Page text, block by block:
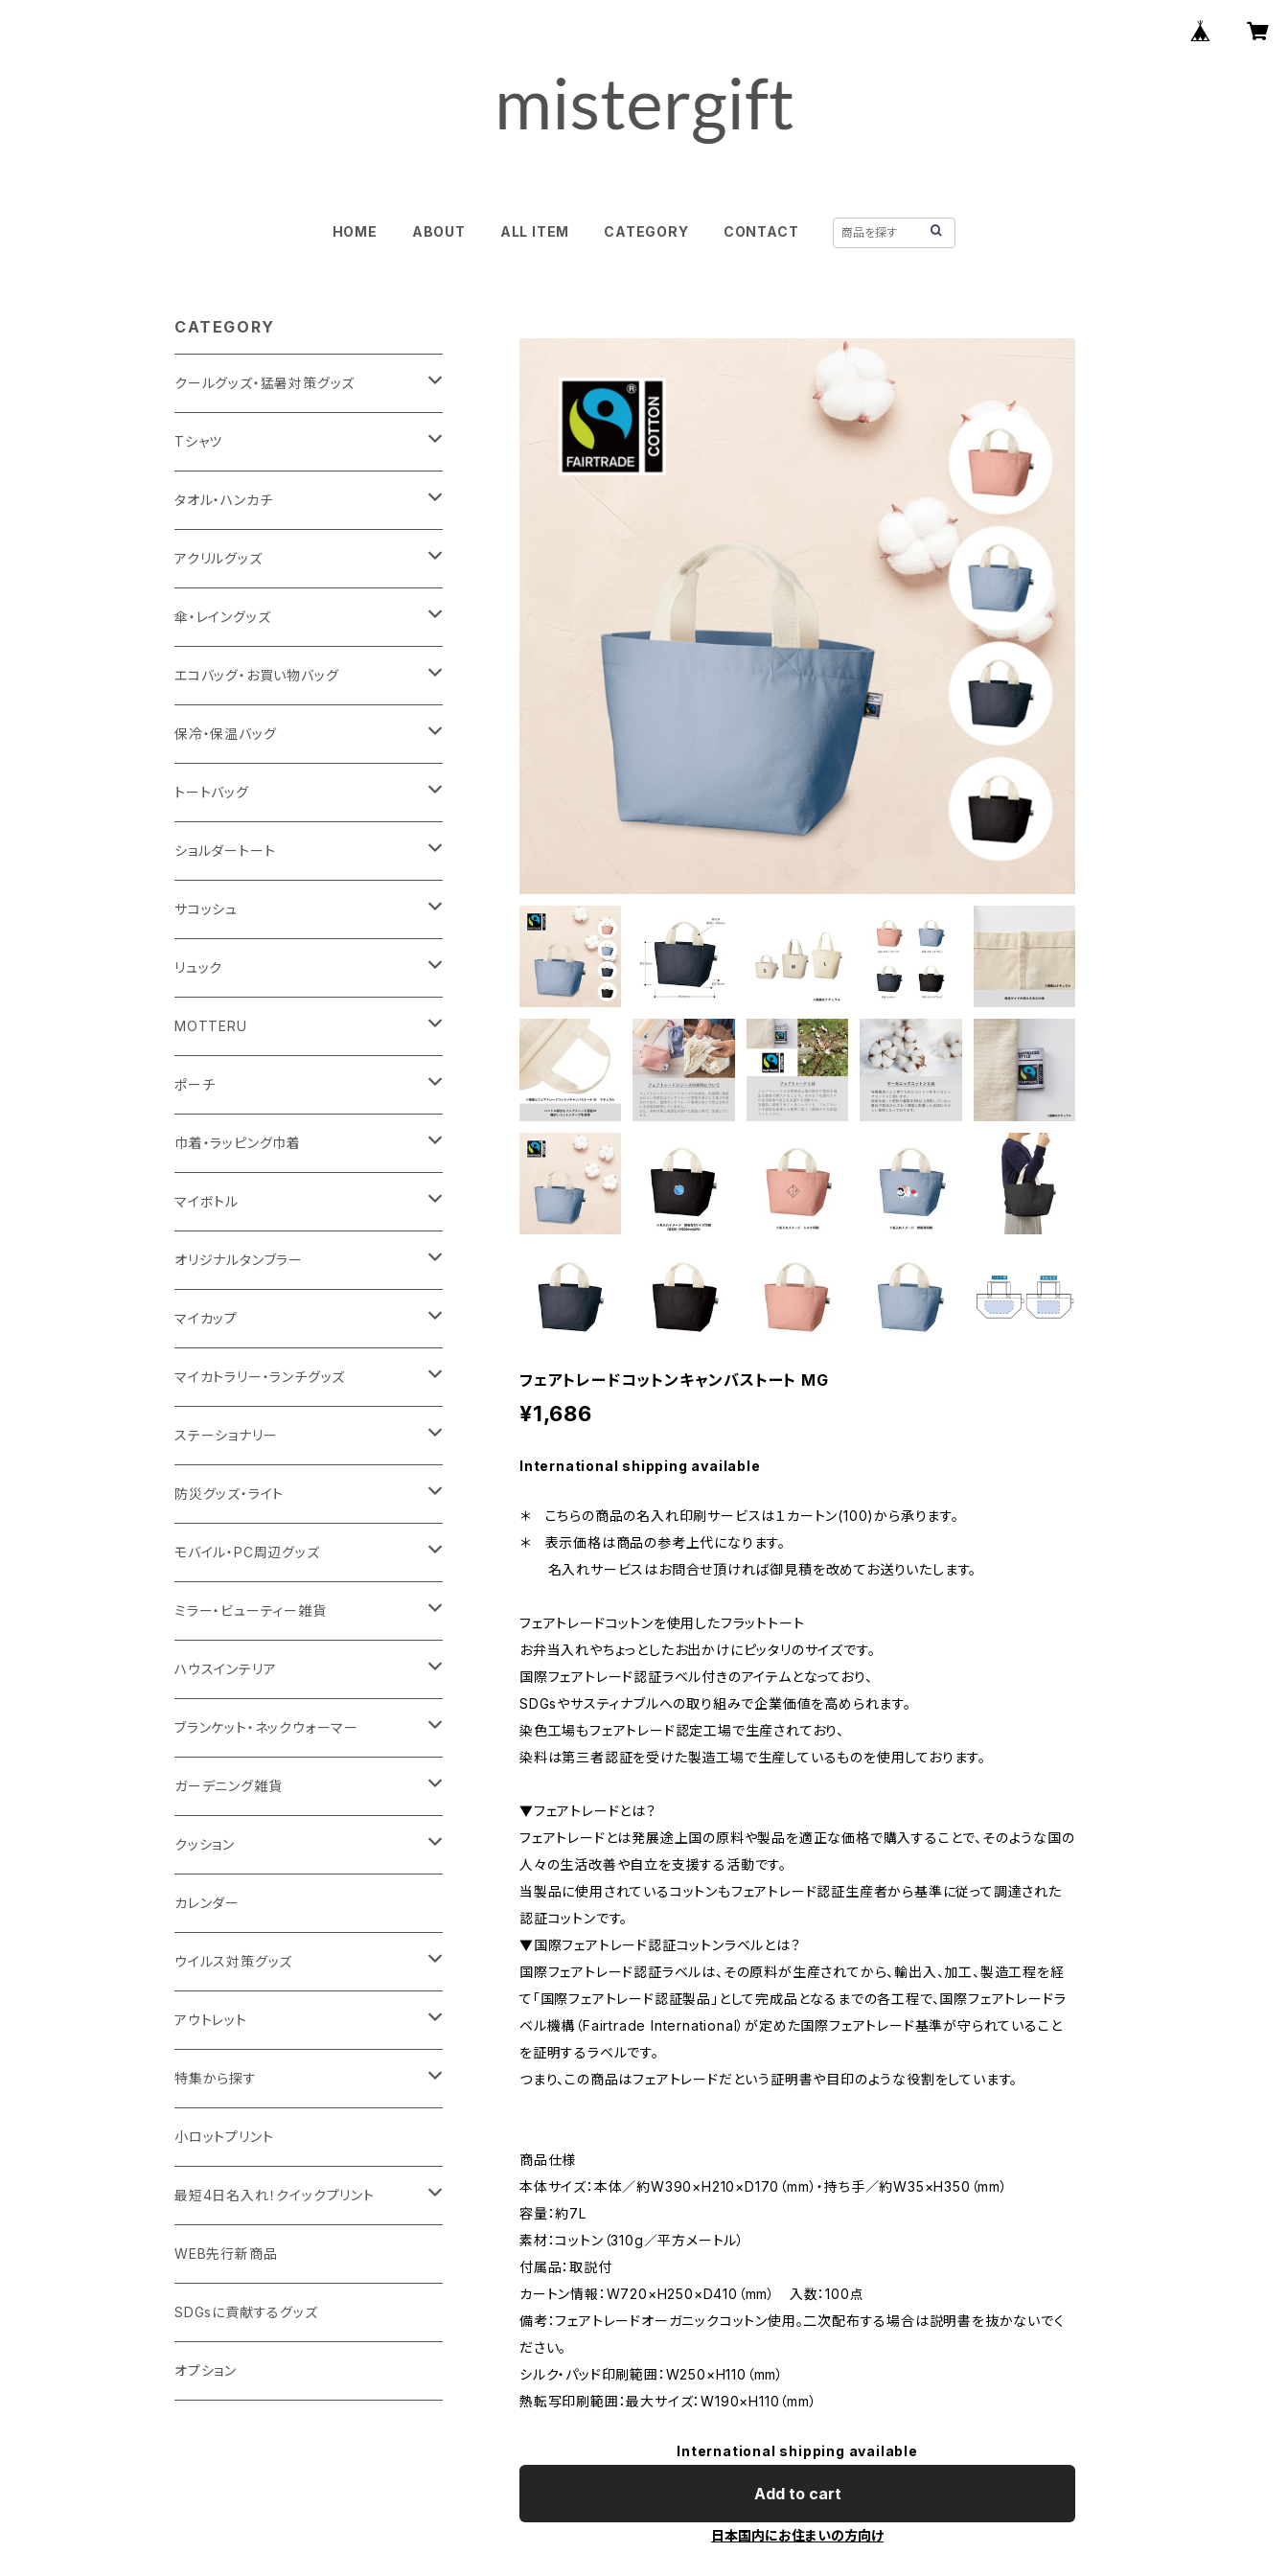
HOME ABOUT ALL ITEM CATEGORY CONTACT
フェアトレードコットンキャンバストート MG
¥1,686
International shipping available
＊ こちらの商品の名入れ印刷サービスは１カートン(100)から承ります。
＊ 表示価格は商品の参考上代になります。
名入れサービスはお問合せ頂ければ御見積を改めてお送りいたします。
フェアトレードコットンを使用したフラットトート
お弁当入れやちょっとしたお出かけにピッタリのサイズです。
国際フェアトレード認証ラベル付きのアイテムとなっており、
SDGsやサスティナブルへの取り組みで企業価値を高められます。
染色工場もフェアトレード認定工場で生産されており、
染料は第三者認証を受けた製造工場で生産しているものを使用しております。
▼フェアトレードとは？
フェアトレードとは発展途上国の原料や製品を適正な価格で購入することで、そのような国の
人々の生活改善や自立を支援する活動です。
当製品に使用されているコットンもフェアトレード認証生産者から基準に従って調達された
認証コットンです。
▼国際フェアトレード認証コットンラベルとは？
国際フェアトレード認証ラベルは、その原料が生産されてから、輸出入、加工、製造工程を経
て「国際フェアトレード認証製品」として完成品となるまでの各工程で、国際フェアトレードラ
ベル機構（Fairtrade International）が定めた国際フェアトレード基準が守られていること
を証明するラベルです。
つまり、この商品はフェアトレードだという証明書や目印のような役割をしています。
商品仕様
本体サイズ：本体／約W390×H210×D170（mm）・持ち手／約W35×H350（mm）
容量：約7L
素材：コットン（310g／平方メートル）
付属品：取説付
カートン情報：W720×H250×D410（mm） 入数：100点
備考：フェアトレードオーガニックコットン使用。二次配布する場合は説明書を抜かないでく
ださい。
シルク・パッド印刷範囲：W250×H110（mm）
熱転写印刷範囲：最大サイズ：W190×H110（mm）
International shipping available
Add to cart
日本国内にお住まいの方向け
CATEGORY
クールグッズ・猛暑対策グッズ
扇風機
うちわ
猛暑グッズ
冷感グッズ
Tシャツ
カスタムプリントTシャツ（国内プリント）
イージーオーダーTシャツ（海外生産）
タオル・ハンカチ
名入れタオル
今治タオル
泉州おくばりタオル
冷感タオル
ハンカチ
アクリルグッズ
キーホルダー
スタンド
バッジ
ライティングスタンド
アクリル雑貨
傘・レイングッズ
傘
ポンチョ
エコバッグ・お買い物バッグ
ポリエステル
フェアトレードコットン
ジュートコットン
キャンパス
不織布
コットン
保冷・保温バッグ
キャンパス
デニム
ポリエステル
不織布
トートバッグ
オーガニックコットン
シーチング
10oz
フェアトレードコットン
コットンリネン
ジュートコットン
再生ファブリック
コットン
5oz
シーチング
キャンパス
8oz
10oz
デニム・デニムライク
ポリエステル
再生不織布
不織布
保冷
スウェット
ショルダートート
オーガニックコットン
コットンリネン
再生ファブリック
5oz
10oz
コットン
シーチング
キャンパス
10oz
12oz
デニム
ポリエステル
不織布
保冷
サコッシュ
オーガニックコットン
フェアトレードコットン
ジュートコットン
再生ファブリック
5oz
コットン
5oz
キャンパス
ポリエステル
不織布
リュック
コットン
5oz
デニム
ポリエステル
不織布
スウェット
MOTTERU
お買い物バッグ
ボトル
タンブラー
ランチグッズ
ハンカチ
傘
ポーチ
オーガニックコットン
フェアトレードコットン
再生ファブリック
キャンパス
デニム・デニムライク
ポリエステル
不織布
保冷
EVA
防水
ナイロン
巾着・ラッピング巾着
コットン
オーガニックコットン
再生ファブリック
フェアトレードコットン
デニム・デニムライク
ポリエステル
リネン
マイボトル
ステンレスサーモ
ステンレス
アルミ
クリアボトル
カスタムデザインボトル
オリジナルタンブラー
サーモタンブラー
ステンレス2層タンブラー
プラスチック2層タンブラー
アルミタンブラー
バンブータンブラー
コーヒー配合タンブラー
カスタムデザインタンブラー
マイカップ
サーモ
ステンレス
バンブー
コーヒー配合
プラスチック
陶器
磁器マグ・湯呑
カスタムデザイン
マイカトラリー・ランチグッズ
カトラリー
フードポット
コースター
ドリンク用品
保存容器
キッチンツール
ステーショナリー
単色ボールペン
多機能ペン
ペンケース
メモ
ノート
付箋
トレイ
パットカバー、ブックカバー
IDケース、パスケース、コインケース
デスク周辺
防災グッズ・ライト
防災セット
ラジオ・スピーカー
ハンディライト
デスクライト
付属ライト
ランタン
非常食
モバイル・PC周辺グッズ
チャージャー
充電器
モバイルスタンド
モバイルリング
アクセサリー・スマホケース
タッチペン
USBケーブル・ハブ
イヤホン・ヘッドフォン
マウスパッド
モバイル周辺グッズ
PC周辺グッズ
ミラー・ビューティー雑貨
折りたたみ式ミラー
スライド式ミラー
ケース付きミラー
手持ちミラー
ビューティー雑貨
ハウスインテリア
ピクチャーボード、ポスター
フォトフレーム、スタンド
キーホルダー
時計
ブランケット・ネックウォーマー
ブランケット
ネックウォーマー
マフラー・ストール
ガーデニング雑貨
F.O.B COOP
クッション
折りたたみクッション
カレンダー
ウイルス対策グッズ
除菌グッズ
パーテーション
マスク・フェイスシールド
測定・測量用品
加湿器・オゾン発生器
ウイルス対策消耗品
ウイルス対策備品
アウトレット
アウトレット
ドリンクフェア
ボトル・タンブラー
ポーチ・巾着
タオル・ブランケット
その他雑貨品
特集から探す
エンタメグッズ・イベント会場物販品
ご当地グッズ・オリジナルお土産品
フルカラー印刷ノベルティ
予算消化・備品におすすめグッズ
展示会・説明会ノベルティ
小ロットプリント
最短4日名入れ！クイックプリント
クイック印刷対応トートバッグ・エコバッグ
クイック印刷対応ポーチ・巾着
クイック印刷対応ボトル
WEB先行新商品
SDGsに貢献するグッズ
オプション